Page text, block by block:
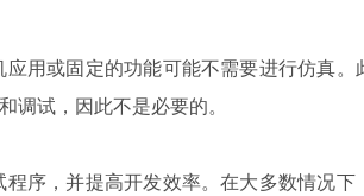
用或固定的功能可能不需要进行仿真。
试，因此不是必要的。
序，并提高开发效率。在大多数情况下